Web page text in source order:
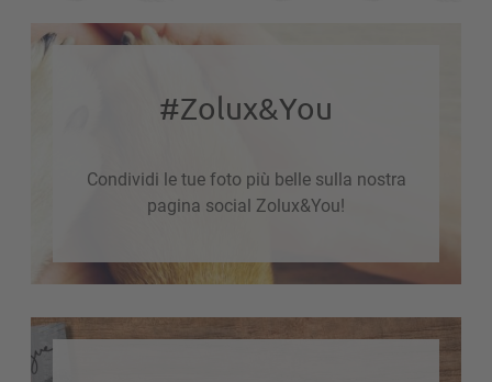
#Zolux&You
Condividi le tue foto più belle sulla nostra
pagina social Zolux&You!